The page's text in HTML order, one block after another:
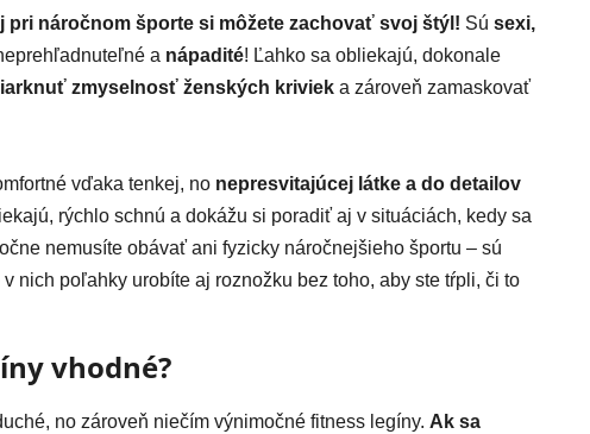
pri náročnom športe si môžete zachovať svoj štýl! Sú sexi,
a nápadité! Ľahko sa obliekajú, dokonale
zmyselnosť ženských kriviek a zároveň zamaskovať
vďaka tenkej, no nepresvitajúcej látke a do detailov
rýchlo schnú a dokážu si poradiť aj v situáciách, kedy sa
nemusíte obávať ani fyzicky náročnejšieho športu – sú
nich poľahky urobíte aj roznožku bez toho, aby ste tŕpli, či to
vhodné?
no zároveň niečím výnimočné fitness legíny. Ak sa